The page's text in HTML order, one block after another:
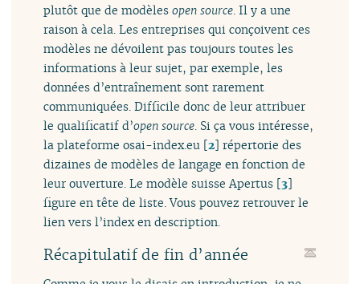
plutôt que de modèlesopen source. Il y a une
raison à cela. Les entreprises qui conçoivent ces
modèles ne dévoilent pas toujours toutes les
informations à leur sujet, par exemple, les
données d’entraînement sont rarement
communiquées. Difficile donc de leur attribuer
le qualificatif d’open source. Si ça vous intéresse,
la plateforme osai-index.eu [2] répertorie des
dizaines de modèles de langage en fonction de
leur ouverture. Le modèle suisse Apertus [3]
figure en tête de liste. Vous pouvez retrouver le
lien vers l’index en description.
Récapitulatif de fin d’année